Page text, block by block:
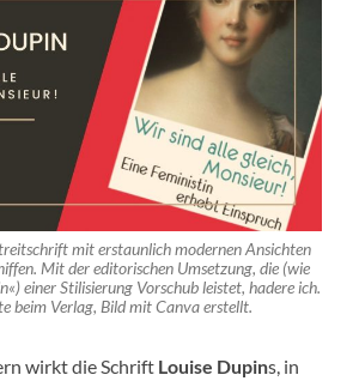
mit erstaunlich modernen Ansichten
Mit der editorischen Umsetzung, die (wie
einer Stilisierung Vorschub leistet, hadere ich.
beim Verlag, Bild mit Canva erstellt.
wirkt die Schrift Louise Dupins, in